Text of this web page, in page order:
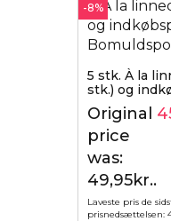
-8%
5 stk. À la
stk.) og
Original
price
was:
49,95kr..
Laveste pris de
prisnedsættelsen: